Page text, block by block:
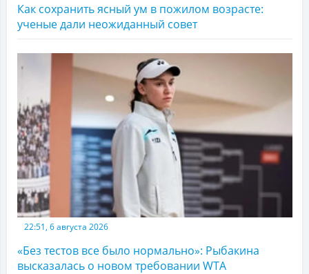
Как сохранить ясный ум в пожилом возрасте:
ученые дали неожиданный совет
22:51, 6 августа 2026
«Без тестов все было нормально»: Рыбакина
высказалась о новом требовании WTA